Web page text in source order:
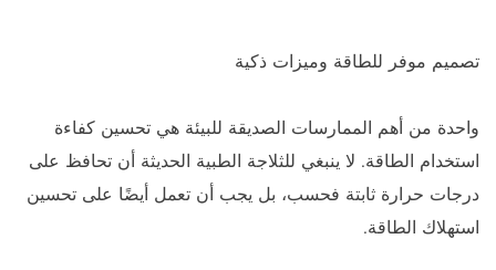
تصميم موفر للطاقة وميزات ذكية
واحدة من أهم الممارسات الصديقة للبيئة هي تحسين كفاءة
استخدام الطاقة. لا ينبغي للثلاجة الطبية الحديثة أن تحافظ على
درجات حرارة ثابتة فحسب، بل يجب أن تعمل أيضًا على تحسين
استهلاك الطاقة.